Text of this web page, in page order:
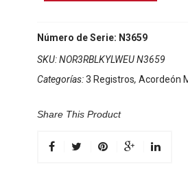
Negro/Euro
Amarillo
Número de Serie: N3659
SKU:NOR3RBLKYLWEU N3659
Categorías:3 Registros, Acordeón
Share This Product